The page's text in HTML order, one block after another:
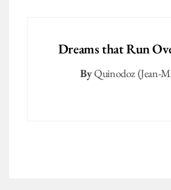
Dreams that Run
ByQuinodoz (Jean-